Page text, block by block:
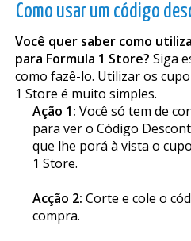
Como usar um código
Você quer saber como
para Formula 1 Store? Siga
como fazê-lo. Utilizar os
1 Store é muito simples.
Ação 1: Você só tem de
para ver o Código
que lhe porá à vista o
1 Store.
Acção 2: Corte e cole o
compra.